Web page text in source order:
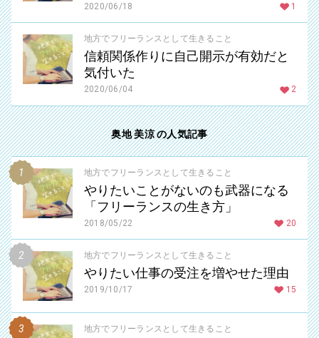
2020/06/18 1
地方でフリーランスとして生きること
信頼関係作りに自己開示が有効だと
気付いた
2020/06/04 2
奥地 美涼 の人気記事
地方でフリーランスとして生きること
やりたいことがないのも武器になる
「フリーランスの生き方」
2018/05/22 20
地方でフリーランスとして生きること
やりたい仕事の受注を増やせた理由
2019/10/17 15
地方でフリーランスとして生きること